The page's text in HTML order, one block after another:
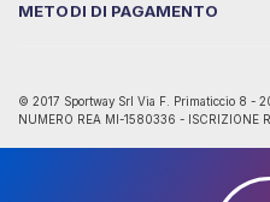
METODI DI PAGAMENTO
© 2017 Sportway Srl Via F. Primaticcio 8 -
NUMERO REA MI-1580336 - ISCRIZIONE